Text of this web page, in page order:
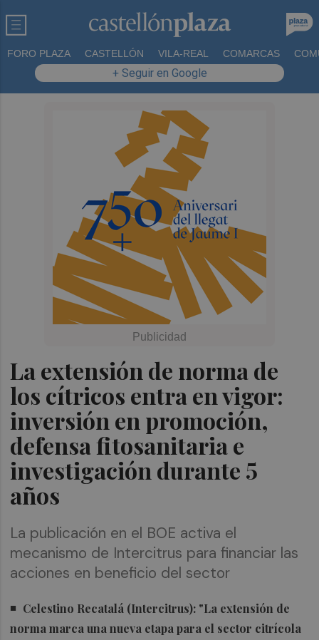
FORO PLAZA CASTELLÓN VILA-REAL COMARCAS
+ Seguir en Google
La extensión de norma de
los cítricos entra en vigor:
inversión en promoción,
defensa fitosanitaria e
investigación durante 5
años
La publicación en el BOE activa el
mecanismo de Intercitrus para financiar las
acciones en beneficio del sector
Celestino Recatalá (Intercitrus): "La extensión de
norma marca una nueva etapa para el sector citrícola